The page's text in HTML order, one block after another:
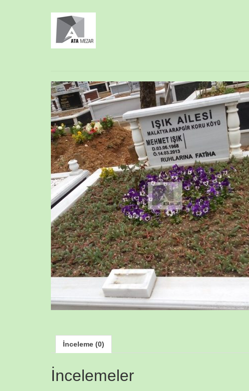
İnceleme (0)
İncelemeler